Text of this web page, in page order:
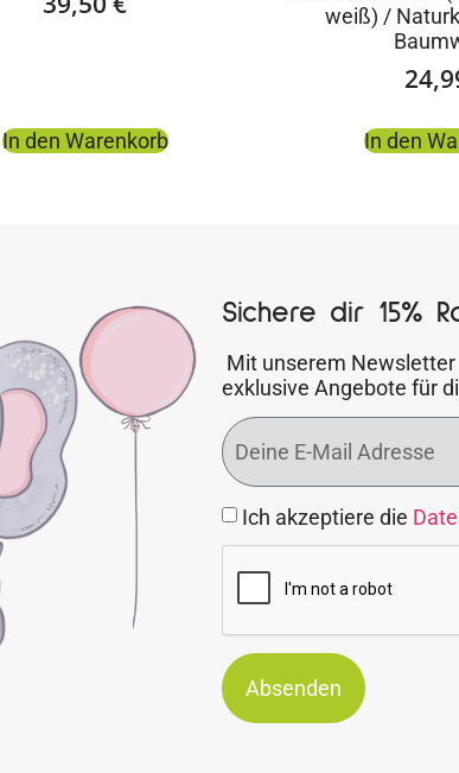
In den Warenkorb
weiß) /
In den
Sichere dir 15%
Mit unserem
exklusive Angebote für
Ich akzeptiere die
Absenden